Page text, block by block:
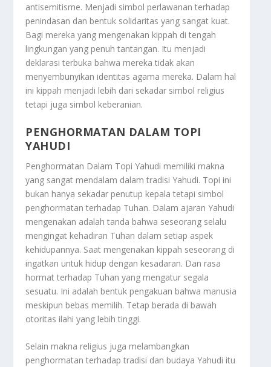
antisemitisme. Menjadi simbol perlawanan terhadap
penindasan dan bentuk solidaritas yang sangat kuat.
Bagi mereka yang mengenakan kippah di tengah
lingkungan yang penuh tantangan. Itu menjadi
deklarasi terbuka bahwa mereka tidak akan
menyembunyikan identitas agama mereka. Dalam hal
ini kippah menjadi lebih dari sekadar simbol religius
tetapi juga simbol keberanian.
PENGHORMATAN DALAM TOPI
YAHUDI
Penghormatan Dalam Topi Yahudi memiliki makna
yang sangat mendalam dalam tradisi Yahudi. Topi ini
bukan hanya sekadar penutup kepala tetapi simbol
penghormatan terhadap Tuhan. Dalam ajaran Yahudi
mengenakan adalah tanda bahwa seseorang selalu
mengingat kehadiran Tuhan dalam setiap aspek
kehidupannya. Saat mengenakan kippah seseorang di
ingatkan untuk hidup dengan kesadaran. Dan rasa
hormat terhadap Tuhan yang mengatur segala
sesuatu. Ini adalah bentuk pengakuan bahwa manusia
meskipun bebas memilih. Tetap berada di bawah
otoritas ilahi yang lebih tinggi.
Selain makna religius juga melambangkan
penghormatan terhadap tradisi dan budaya Yahudi itu